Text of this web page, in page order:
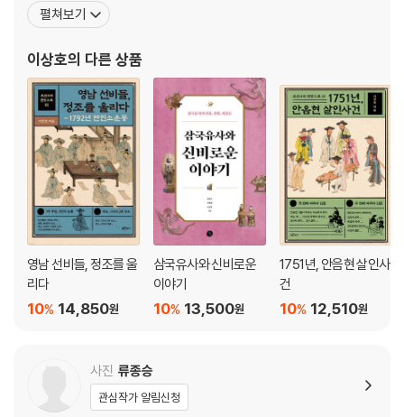
공유하고 새로운 활용 가능성을 모색하는 연구자 역할을 중요하게 생
읽기》, 《이야기로 보는 한국의 세계기록유산》(공저), 《역사책에 없
는
펼쳐보기
이상호의 다른 상품
영남 선비들, 정조를 울
리다
14,850원
10%
삼국유사와 신비로운
이야기
13,500원
10%
1751년, 안음현 살인사
건
12,510원
10%
사진 류종승
관심작가 알림신청